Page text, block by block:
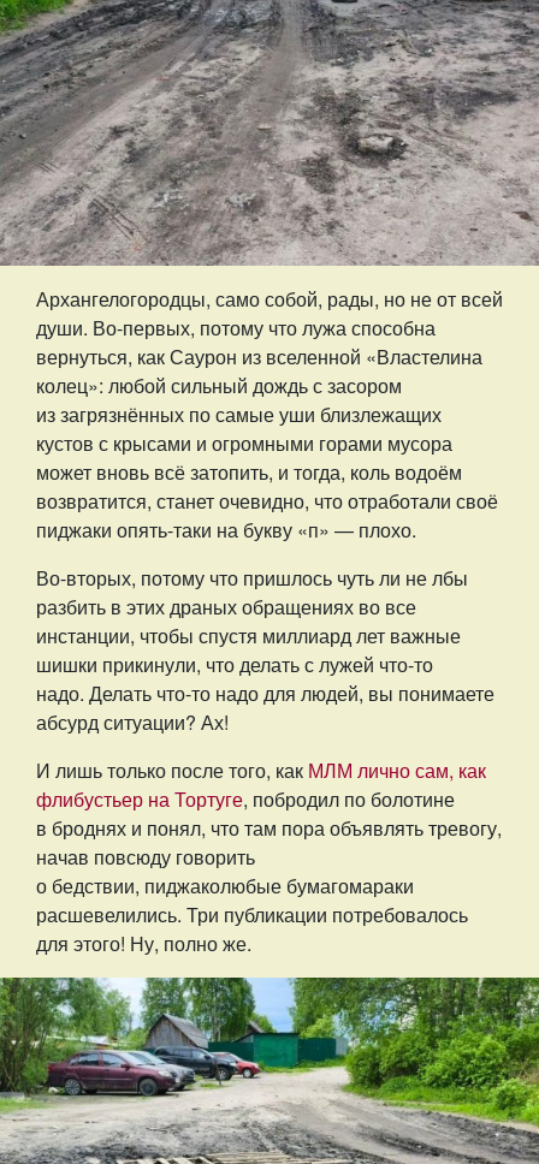
Архангелогородцы, само собой, рады, но не от всей
души. Во-первых, потому что лужа способна
вернуться, как Саурон из вселенной «Властелина
колец»: любой сильный дождь с засором
из загрязнённых по самые уши близлежащих
кустов с крысами и огромными горами мусора
может вновь всё затопить, и тогда, коль водоём
возвратится, станет очевидно, что отработали своё
пиджаки опять-таки на букву «п» — плохо.
Во-вторых, потому что пришлось чуть ли не лбы
разбить в этих драных обращениях во все
инстанции, чтобы спустя миллиард лет важные
шишки прикинули, что делать с лужей что-то
надо. Делать что-то надо для людей, вы понимаете
абсурд ситуации? Ах!
И лишь только после того, как МЛМ лично сам, как
флибустьер на Тортуге, побродил по болотине
в броднях и понял, что там пора объявлять тревогу,
начав повсюду говорить
о бедствии, пиджаколюбые бумагомараки
расшевелились. Три публикации потребовалось
для этого! Ну, полно же.